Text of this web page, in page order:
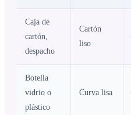
Caja de
cartón,
despacho
Cartón
liso
Botella
vidrio o
plástico
Curva lisa